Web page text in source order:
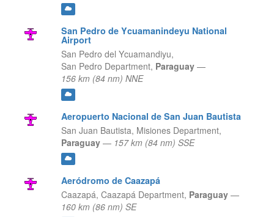
San Pedro de Ycuamanindeyu National
Airport
San Pedro del Ycuamandiyu,
San Pedro Department, Paraguay —
156 km (84 nm) NNE
Aeropuerto Nacional de San Juan Bautista
San Juan Bautista, Misiones Department,
Paraguay — 157 km (84 nm) SSE
Aeródromo de Caazapá
Caazapá, Caazapá Department, Paraguay —
160 km (86 nm) SE